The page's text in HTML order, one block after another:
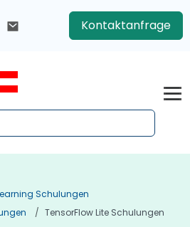
Kontaktanfrage
Schulungen
TensorFlow Lite Schulungen